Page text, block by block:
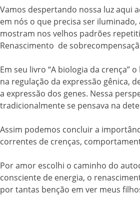
Vamos despertando nossa luz aqui
em nós o que precisa ser
mostram nos velhos padrões
Renascimento de
Em seu livro “A biologia da
na regulação da expressão gênica,
a expressão dos genes. Nessa
tradicionalmente se pensava na
Assim podemos concluir a
correntes de crenças,
Por amor escolhi o caminho do
consciente de energia, o
por tantas benção em ver meus